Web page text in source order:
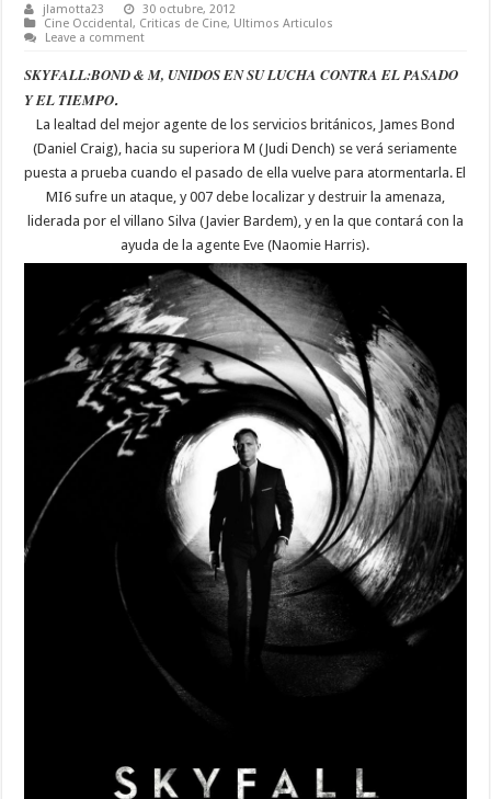
jlamotta23
30 octubre, 2012
Cine Occidental, Criticas de Cine, Ultimos Articulos
Leave a comment
SKYFALL:BOND & M, UNIDOS EN SU LUCHA CONTRA EL PASADO
Y EL TIEMPO.
La lealtad del mejor agente de los servicios británicos, James Bond
(Daniel Craig), hacia su superiora M (Judi Dench) se verá seriamente
puesta a prueba cuando el pasado de ella vuelve para atormentarla. El
MI6 sufre un ataque, y 007 debe localizar y destruir la amenaza,
liderada por el villano Silva (Javier Bardem), y en la que contará con la
ayuda de la agente Eve (Naomie Harris).